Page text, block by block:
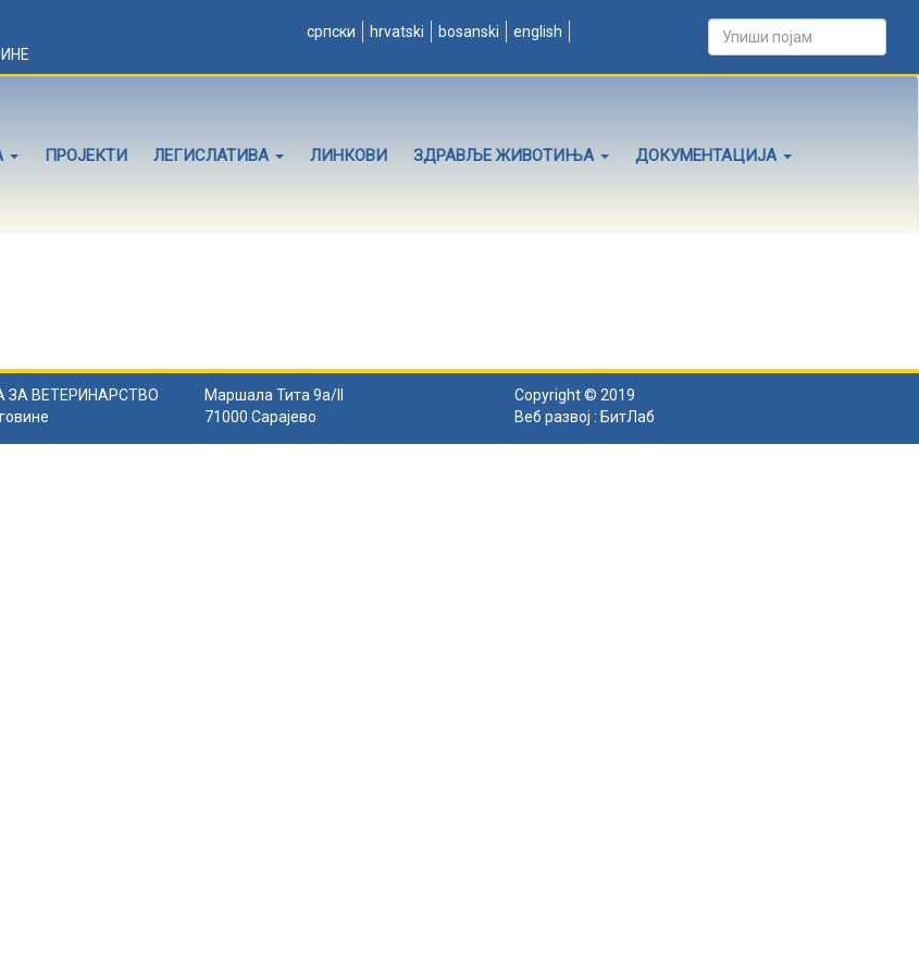
српски hrvatski bosanski english
ПРОЈЕКТИ ЛЕГИСЛАТИВА ЛИНКОВИ ЗДРАВЉЕ ЖИВОТИЊА ДОКУМЕНТАЦИЈА
ЗА ВЕТЕРИНАРСТВО
Маршала Тита 9а/II
71000 Сарајево
Copyright © 2019
Веб развој : БитЛаб